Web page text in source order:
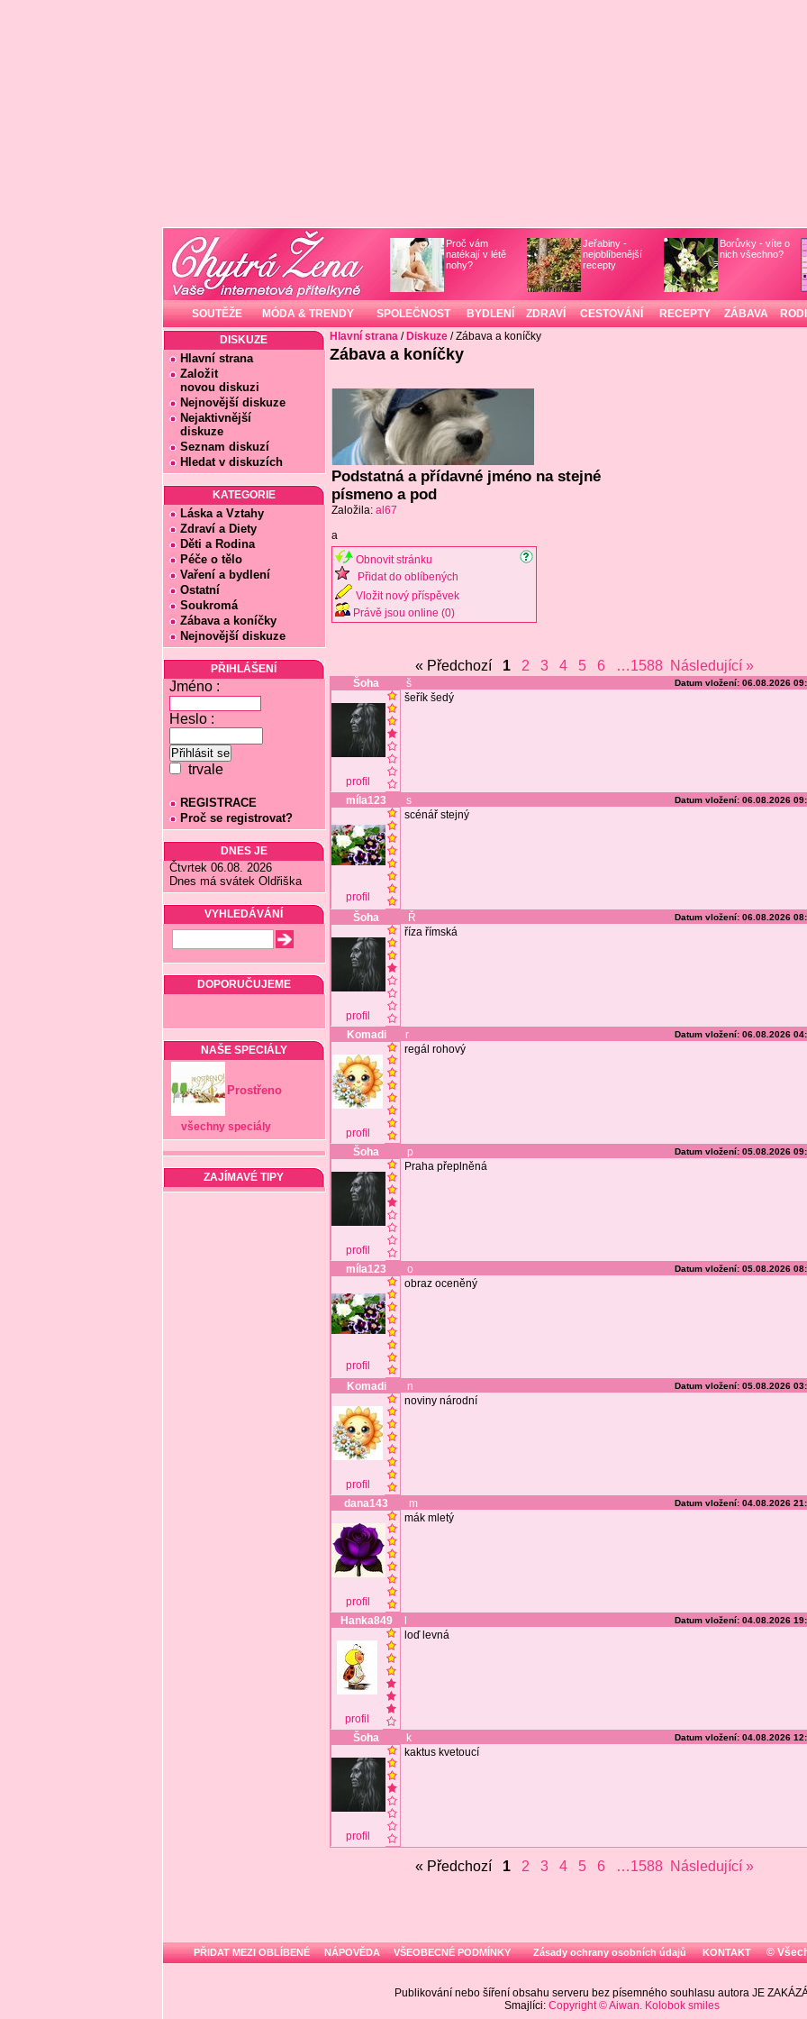
Proč vám
natékají v létě
nohy?
Jeřabiny -
nejoblíbenější
recepty
Borůvky - víte o
nich všechno?
SOUTĚŽE MÓDA & TRENDY SPOLEČNOST BYDLENÍ ZDRAVÍ CESTOVÁNÍ RECEPTY ZÁBAVA
DISKUZE
Hlavní strana
Založit
novou diskuzi
Nejnovější diskuze
Nejaktivnější
diskuze
Seznam diskuzí
Hledat v diskuzích
KATEGORIE
Láska a Vztahy
Zdraví a Diety
Děti a Rodina
Péče o tělo
Vaření a bydlení
Ostatní
Soukromá
Zábava a koníčky
Nejnovější diskuze
PŘIHLÁŠENÍ
Jméno :
Heslo :
trvale
REGISTRACE
Proč se registrovat?
DNES JE
Čtvrtek 06.08. 2026
Dnes má svátek Oldřiška
VYHLEDÁVÁNÍ
DOPORUČUJEME
NAŠE SPECIÁLY
Prostřeno
všechny speciály
ZAJÍMAVÉ TIPY
Hlavní strana/ Diskuze/ Zábava a koníčky
Zábava a koníčky
Podstatná a přídavné jméno na stejné
písmeno a pod
Založila: al67
a
Obnovit stránku
Přidat do oblíbených
Vložit nový příspěvek
Právě jsou online (0)
« Předchozí 1 2 3 4 5 6 …1588 Následující »
Šoha š Datum vložení: 06.08.2026
profil
šeřík šedý
míla123 s Datum vložení: 06.08.2026
profil
scénář stejný
Šoha Ř Datum vložení: 06.08.2026
profil
říza římská
Komadi r Datum vložení: 06.08.2026
profil
regál rohový
Šoha p Datum vložení: 05.08.2026
profil
Praha přeplněná
míla123 o Datum vložení: 05.08.2026
profil
obraz oceněný
Komadi n Datum vložení: 05.08.2026
profil
noviny národní
dana143 m Datum vložení: 04.08.2026
profil
mák mletý
Hanka849 Datum vložení: 04.08.2026
profil
loď levná
Šoha k Datum vložení: 04.08.2026
profil
kaktus kvetoucí
« Předchozí 1 2 3 4 5 6 …1588 Následující »
PŘIDAT MEZI OBLÍBENÉ NÁPOVĚDA VŠEOBECNÉ PODMÍNKY Zásady ochrany osobních údajů KONTAKT ©
Publikování nebo šíření obsahu serveru bez písemného souhlasu autora JE
Smajlíci: Copyright © Aiwan. Kolobok smiles